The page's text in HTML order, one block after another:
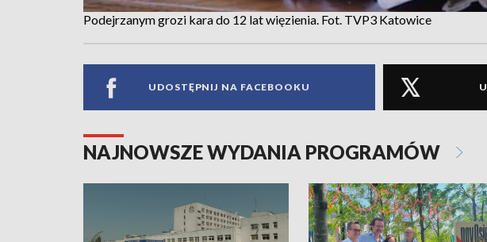
Podejrzanym grozi kara do 12 lat więzienia. Fot. TVP3 Katowice
UDOSTĘPNIJ NA FACEBOOKU
NAJNOWSZE WYDANIA PROGRAMÓW